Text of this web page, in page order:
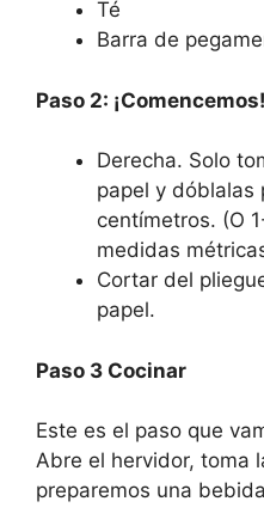
Té
Barra de
Paso 2: ¡Comencemos!
Derecha. Solo
papel y dóblalas
centímetros. (O
medidas
Cortar del
papel.
Paso 3 Cocinar
Este es el paso que
Abre el hervidor, toma
preparemos una